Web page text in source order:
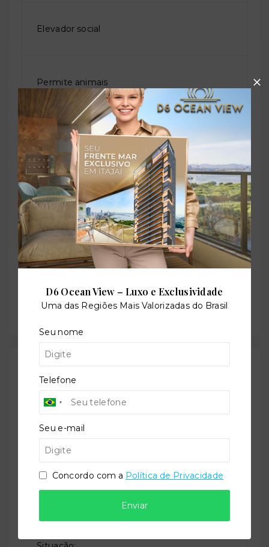
Elevador social
Permite animais
Piscina adulto
Playground
Sala de jogos
Salão de festas
Outras Informações
Referência:
Perfil:
Residencial
D6 Ocean View – Luxo e Exclusividade
Uma das Regiões Mais Valorizadas do Brasil
Seu nome
Telefone
Seu e-mail
Concordo com a Política de Privacidade
Enviar